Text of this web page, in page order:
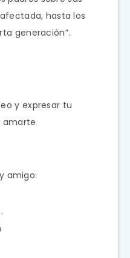
hasta los
generación”.
y expresar tu
amarte
amigo: